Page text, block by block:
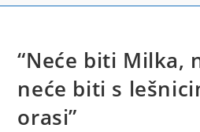
“Neće biti Milka,
neće biti s
orasi”